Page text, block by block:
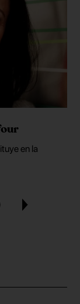
en la